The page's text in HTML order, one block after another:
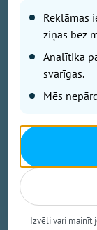
laukumā
sešus
“Ar šo
iedzīvotājam
stāsta Ogres
priekšsēdētāja
Trenažieru
ceļamo svaru,
iekštelpu
Reklāmas
ziņas bez
Analītika
svarīgas.
Mēs
Izvēli vari mainīt